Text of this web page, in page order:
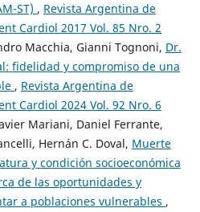
ST) , Revista Argentina de
Cardiol 2017 Vol. 85 Nro. 2
Macchia, Gianni Tognoni, Dr.
fidelidad y compromiso de una
, Revista Argentina de
Cardiol 2024 Vol. 92 Nro. 6
Mariani, Daniel Ferrante,
Hernán C. Doval, Muerte
y condición socioeconómica
de las oportunidades y
a poblaciones vulnerables ,